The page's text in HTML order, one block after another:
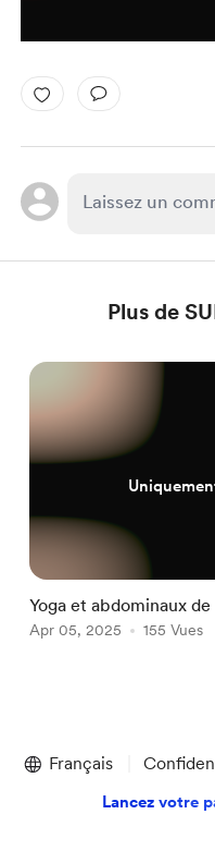
Plus de
Yoga et abdominaux
Apr 05, 2025 155 Vues
of
Français
Lancez votre